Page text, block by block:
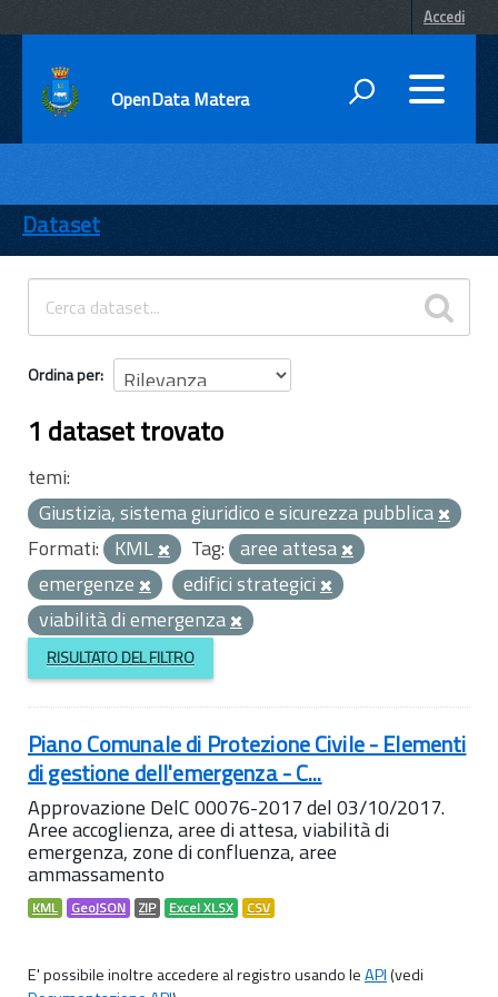
Accedi
OpenData Matera
ENTI
TEMI
INFORMAZIONI
Dataset
Ordina per
1 dataset trovato
temi:
Giustizia, sistema giuridico e sicurezza pubblica
Formati: KML Tag: aree attesa
emergenze
edifici strategici
viabilità di emergenza
RISULTATO DEL FILTRO
Piano Comunale di Protezione Civile - Elementi
di gestione dell'emergenza - C...
Approvazione DelC 00076-2017 del 03/10/2017.
Aree accoglienza, aree di attesa, viabilità di
emergenza, zone di confluenza, aree
ammassamento
KML GeoJSON ZIP Excel XLSX CSV
E' possibile inoltre accedere al registro usando leAPI(vedi